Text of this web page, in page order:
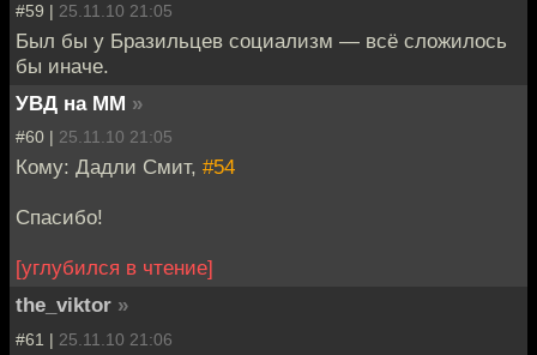
#59 | 25.11.10 21:05
Был бы у Бразильцев социализм — всё сложилось
бы иначе.
УВД на ММ »
#60 | 25.11.10 21:05
Кому: Дадли Смит, #54
Спасибо!
[углубился в чтение]
the_viktor »
#61 | 25.11.10 21:06